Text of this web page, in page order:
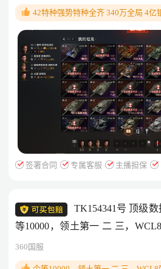
有 95八金 176 等全都有 成员毕业 还有130多个零历练 13
三级橙64紫 3万原件 毕业号
42特种强势特种全齐 340万全局 4亿
签署合同 专属客服 主播担保
TK154341号 顶级数据号
等10000，领土第一 二 三，
116f3，bzt70，战鄂，绿云，
芬，452k，780，279，11级几
360国服